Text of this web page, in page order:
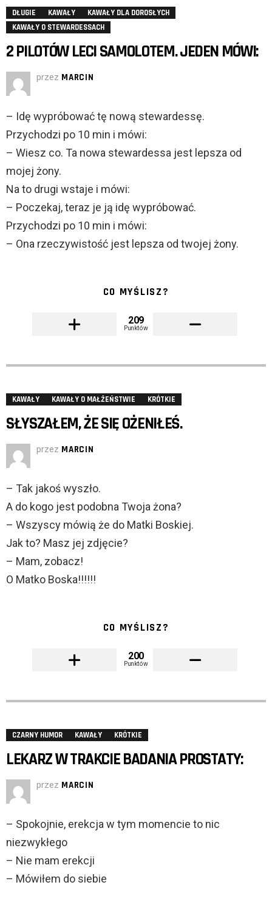
DŁUGIE KAWAŁY
KAWAŁY DLA DOROSŁYCH
KAWAŁY O STEWARDESSACH
2 PILOTÓW LECI SAMOLOTEM. JEDEN MÓWI:
przez MARCIN
– Idę wypróbować tę nową stewardessę.
Przychodzi po 10 min i mówi:
– Wiesz co. Ta nowa stewardessa jest lepsza od
mojej żony.
Na to drugi wstaje i mówi:
– Poczekaj, teraz je ją idę wypróbować.
Przychodzi po 10 min i mówi:
– Ona rzeczywistość jest lepsza od twojej żony.
CO MYŚLISZ?
209
Punktów
KAWAŁY KAWAŁY O MAŁŻEŃSTWIE KRÓTKIE
SŁYSZAŁEM, ŻE SIĘ OŻENIŁEŚ.
przez MARCIN
– Tak jakoś wyszło.
A do kogo jest podobna Twoja żona?
– Wszyscy mówią że do Matki Boskiej.
Jak to? Masz jej zdjęcie?
– Mam, zobacz!
O Matko Boska!!!!!!
CO MYŚLISZ?
200
Punktów
CZARNY HUMOR KAWAŁY KRÓTKIE
LEKARZ W TRAKCIE BADANIA PROSTATY:
przez MARCIN
– Spokojnie, erekcja w tym momencie to nic
niezwykłego
– Nie mam erekcji
– Mówiłem do siebie